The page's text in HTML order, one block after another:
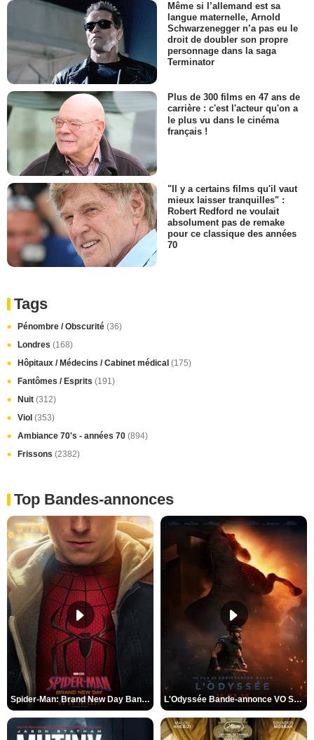
Même si l’allemand est sa
langue maternelle, Arnold
Schwarzenegger n’a pas eu le
droit de doubler son propre
personnage dans la saga
Terminator
Plus de 300 films en 47 ans de
carrière : c'est l'acteur qu'on a
le plus vu dans le cinéma
français !
"Il y a certains films qu'il vaut
mieux laisser tranquilles" :
Robert Redford ne voulait
absolument pas de remake
pour ce classique des années
70
Tags
Pénombre / Obscurité (36)
Londres (168)
Hôpitaux / Médecins / Cabinet médical (175)
Fantômes / Esprits (191)
Nuit (312)
Viol (353)
Ambiance 70's - années 70 (894)
Frissons (2382)
Top Bandes-annonces
Spider-Man: Brand New Day Bande-annonce VO STFR L'Odyssée Bande-annonce VO STFR